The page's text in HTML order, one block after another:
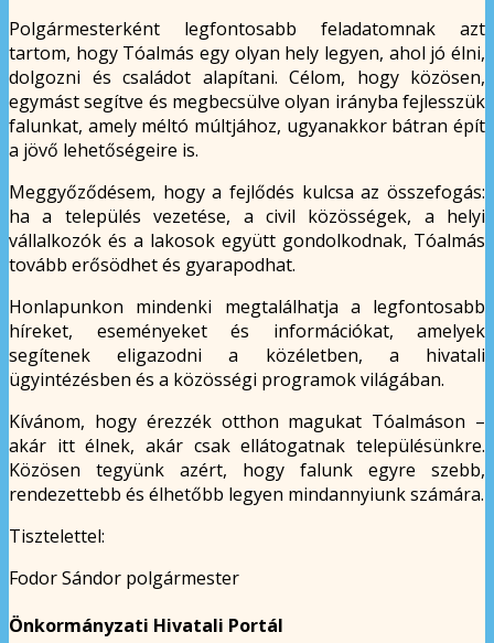
Polgármesterként legfontosabb feladatomnak azt
tartom, hogy Tóalmás egy olyan hely legyen, ahol jó élni,
dolgozni és családot alapítani. Célom, hogy közösen,
egymást segítve és megbecsülve olyan irányba fejlesszük
falunkat, amely méltó múltjához, ugyanakkor bátran épít
a jövő lehetőségeire is.
Meggyőződésem, hogy a fejlődés kulcsa az összefogás:
ha a település vezetése, a civil közösségek, a helyi
vállalkozók és a lakosok együtt gondolkodnak, Tóalmás
tovább erősödhet és gyarapodhat.
Honlapunkon mindenki megtalálhatja a legfontosabb
híreket, eseményeket és információkat, amelyek
segítenek eligazodni a közéletben, a hivatali
ügyintézésben és a közösségi programok világában.
Kívánom, hogy érezzék otthon magukat Tóalmáson –
akár itt élnek, akár csak ellátogatnak településünkre.
Közösen tegyünk azért, hogy falunk egyre szebb,
rendezettebb és élhetőbb legyen mindannyiunk számára.
Tisztelettel:
Fodor Sándor polgármester
Önkormányzati Hivatali Portál